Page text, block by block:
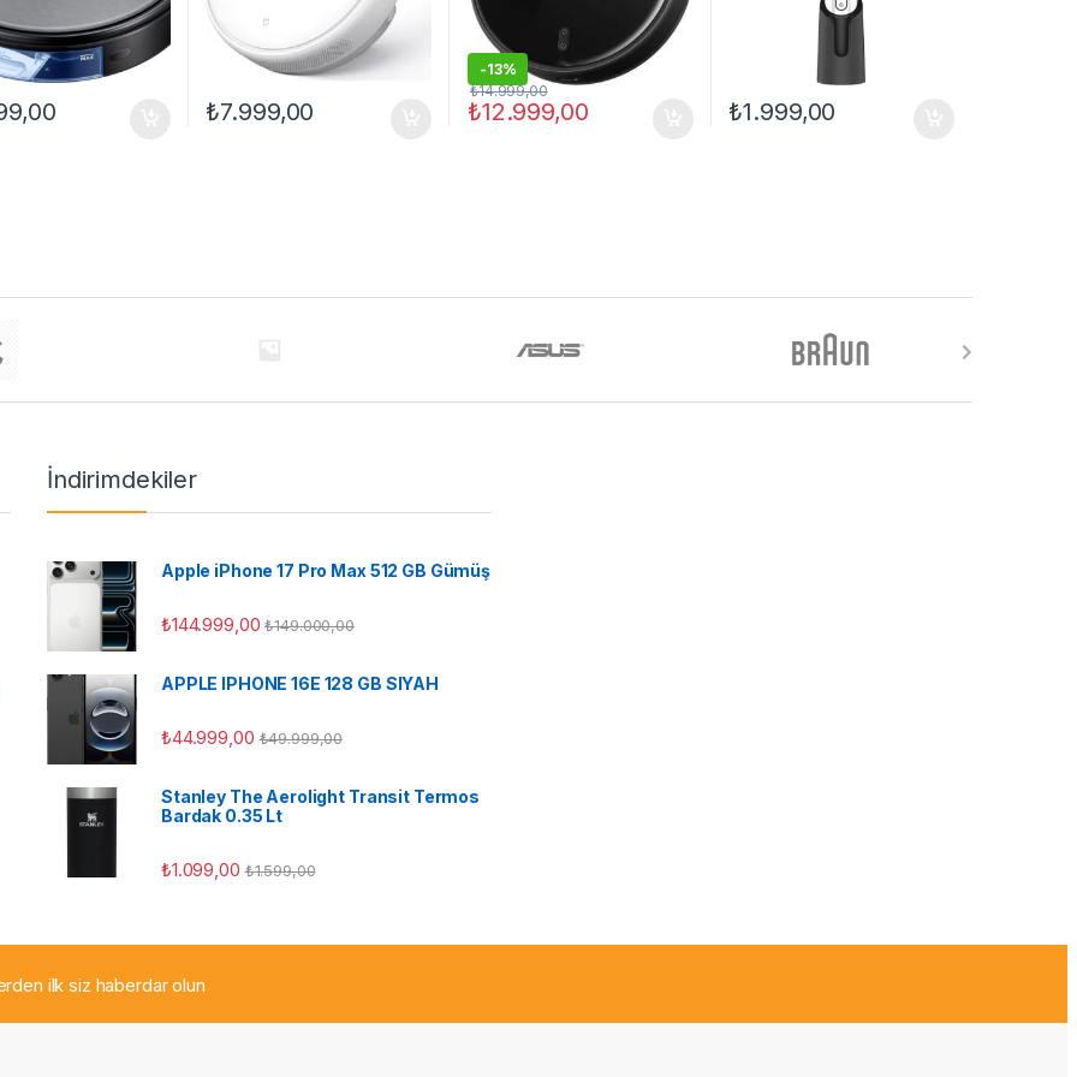
₺7.999,00
-13%
₺12.999,00
₺14.999,00
₺1.999,00
İndirimdekiler
Apple iPhone 17 Pro Max 512 GB Gümüş
₺144.999,00 ₺149.000,00
APPLE IPHONE 16E 128 GB SIYAH
₺44.999,00 ₺49.999,00
Stanley The Aerolight Transit Termos
Bardak 0.35 Lt
₺1.099,00 ₺1.599,00
ilk siz haberdar olun